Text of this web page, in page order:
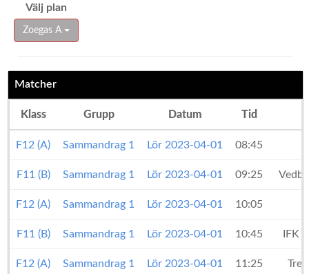
Välj plan
Zoegas A
Matcher
Klass Grupp Datum Tid
F12 (A) Sammandrag 1 Lör 2023-04-01 08:45
F11 (B) Sammandrag 1 Lör 2023-04-01 09:25
F12 (A) Sammandrag 1 Lör 2023-04-01 10:05
F11 (B) Sammandrag 1 Lör 2023-04-01 10:45 IFK
F12 (A) Sammandrag 1 Lör 2023-04-01 11:25